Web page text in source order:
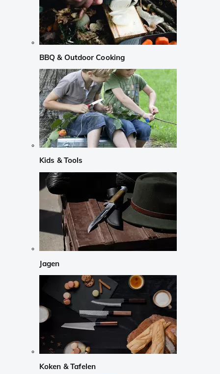
BBQ & Outdoor Cooking
Kids & Tools
Jagen
Koken & Tafelen